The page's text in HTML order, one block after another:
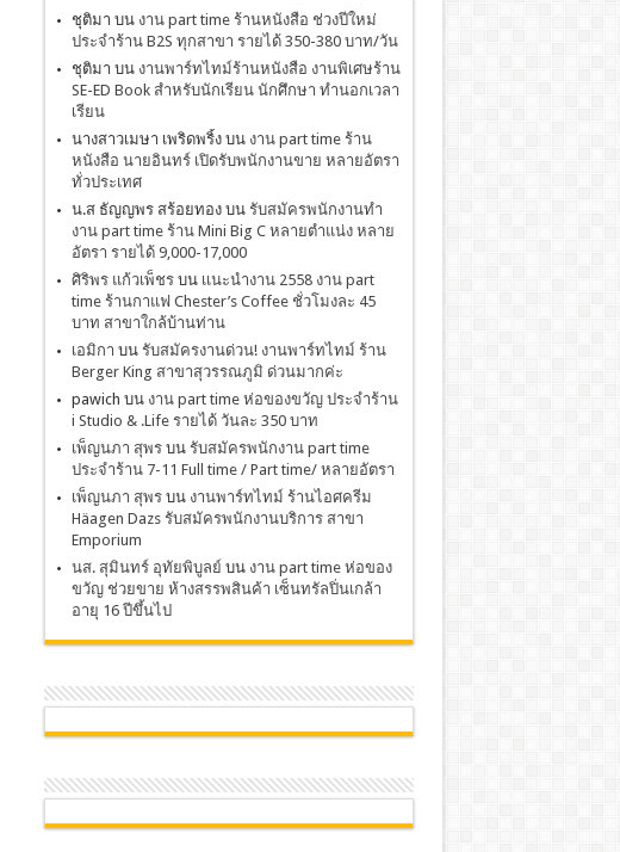
ชุติมา บน งาน part time ร้านหนังสือ ช่วงปีใหม่
ประจำร้าน B2S ทุกสาขา รายได้ 350-380 บาท/วัน
ชุติมา บน งานพาร์ทไทม์ร้านหนังสือ งานพิเศษร้าน
SE-ED Book สำหรับนักเรียน นักศึกษา ทำนอกเวลา
เรียน
นางสาวเมษา เพริดพริ้งบน งาน part time ร้าน
หนังสือ นายอินทร์ เปิดรับพนักงานขาย หลายอัตรา
ทั่วประเทศ
น.ส ธัญญพร สร้อยทองบน รับสมัครพนักงานทำ
งาน part time ร้าน Mini Big C หลายตำแน่ง หลาย
อัตรา รายได้ 9,000-17,000
ศิริพร แก้วเพ็ชรบน เเนะนำงาน 2558 งาน part
time ร้านกาแฟ Chester’s Coffee ชั่วโมงละ 45
บาท สาขาใกล้บ้านท่าน
เอมิกา บน รับสมัครงานด่วน! งานพาร์ทไทม์ ร้าน
Berger King สาขาสุวรรณภูมิ ด่วนมากค่ะ
pawich บน งาน part time ห่อของขวัญ ประจำร้าน
i Studio & .Life รายได้ วันละ 350 บาท
เพ็ญนภา สุพรบน รับสมัครพนักงาน part time
ประจำร้าน 7-11 Full time / Part time/ หลายอัตรา
เพ็ญนภา สุพรบน งานพาร์ทไทม์ ร้านไอศครีม
Häagen Dazs รับสมัครพนักงานบริการ สาขา
Emporium
นส. สุมินทร์ อุทัยพิบูลย์ บน งาน part time ห่อของ
ขวัญ ช่วยขาย ห้างสรรพสินค้า เซ็นทรัลปิ่นเกล้า
อายุ 16 ปีขึ้นไป